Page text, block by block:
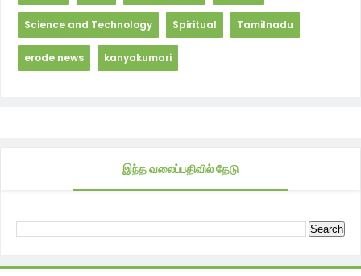
Science and Technology Spiritual Tamilnadu
erode news kanyakumari
இந்த வலைப்பதிவில் தேடு